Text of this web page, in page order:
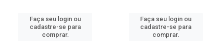
Faça seu login ou
cadastre-se para
comprar.
Faça seu login ou
cadastre-se para
comprar.